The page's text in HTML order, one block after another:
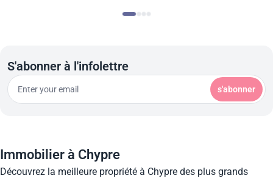
S'abonner à l'infolettre
s'abonner
Immobilier à Chypre
Découvrez la meilleure propriété à Chypre des plus grands